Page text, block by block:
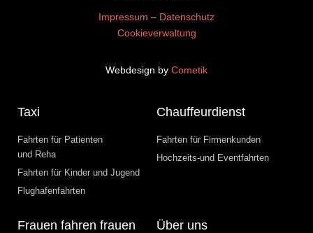
Impressum – Datenschutz
Cookieverwaltung
Webdesign by Cometik
Taxi
Fahrten für Patienten
und Reha
Fahrten für Kinder und Jugend
Flughafenfahrten
Chauffeurdienst
Fahrten für Firmenkunden
Hochzeits-und Eventfahrten
Frauen fahren frauen Über uns